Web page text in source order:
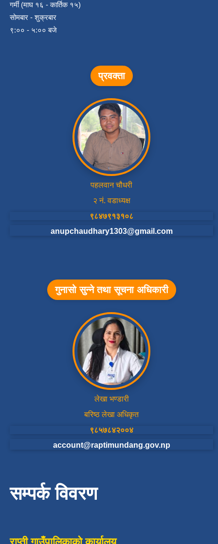
गर्मी (माघ १६ - कार्तिक १५)
सोमबार - शुक्रबार
९:०० - ५:०० बजे
प्रवक्ता
पहलवान चौधरी
२ नं. वडाध्यक्ष
९८४७९१३१०८
anupchaudhary1303@gmail.com
गुनासो सुन्ने तथा सूचना अधिकारी
लेखा भण्डारी
बरिष्ठ लेखा अधिकृत
९८५७८४२००४
account@raptimundang.gov.np
सम्पर्क विवरण